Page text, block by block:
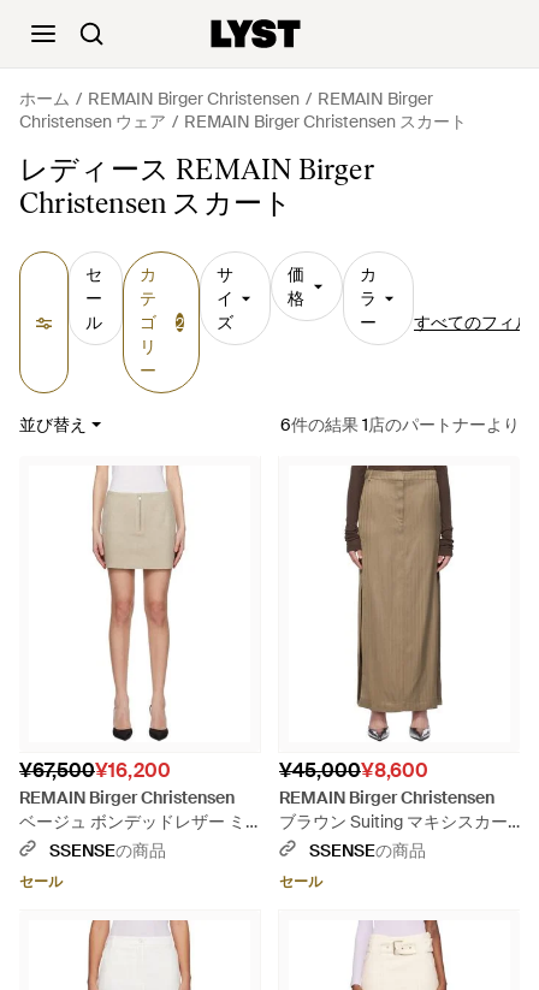
ホーム REMAIN Birger Christensen
REMAIN Birger
Christensen ウェア
REMAIN Birger Christensen スカート
レディース REMAIN Birger
Christensen スカート
セ
ー
ル
カ
テ
ゴ
リ
ー
2
サ
イ
ズ
価
格
カ
ラ
ー
すべてのフィル
並び替え 6件の結果 1店のパートナーより
¥67,500¥16,200
REMAIN Birger Christensen
ベージュ ボンデッドレザー ミ
ニスカート - ブラック
SSENSEの商品
セール
¥45,000¥8,600
REMAIN Birger Christensen
ブラウン Suiting マキシスカー
ト - ナチュラル
SSENSEの商品
セール